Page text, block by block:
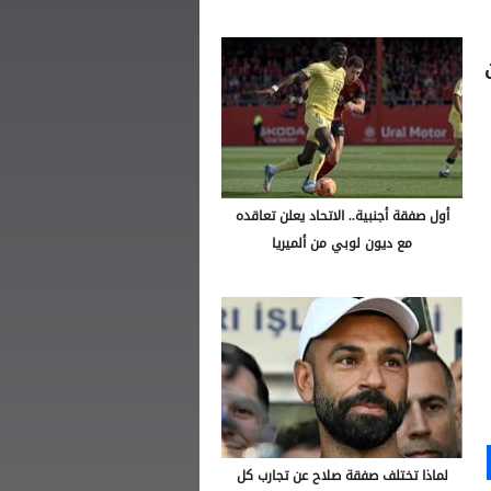
أول صفقة أجنبية.. الاتحاد يعلن تعاقده
مع ديون لوبي من ألميريا
لماذا تختلف صفقة صلاح عن تجارب كل